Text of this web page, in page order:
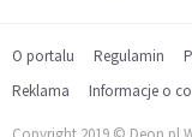
O portalu Regulamin
Reklama
Informacje o